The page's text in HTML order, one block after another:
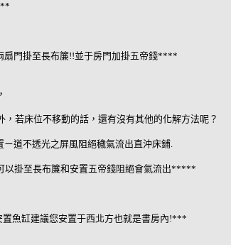
扇門掛至長布簾!!並于房門加掛五帝錢****
若床位不移動的話，還有沒有其他的化解方法呢？
道不透光之屏風阻絕穢氣流出直沖床鋪.
以掛至長布簾和安置五帝錢阻絕會氣流出*****
魚缸建議您安置于西北方也就是書房內!***